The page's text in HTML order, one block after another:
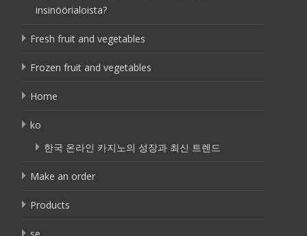
insinöörialoista?
Fresh fruit and vegetables
Frozen fruit and vegetables
Home
ko
한국 온라인 카지노의 성장과 최신 트렌드
Make an order
Products